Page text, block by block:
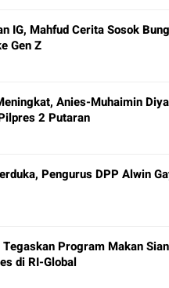
IG, Mahfud Cerita Sosok
Gen Z
Anies-Muhaimin
2 Putaran
Pengurus DPP Alwin
Program Makan
di RI-Global